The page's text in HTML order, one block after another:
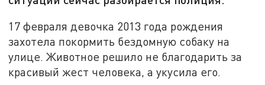
17 февраля девочка 2013 года рождения
захотела покормить бездомную собаку на
улице. Животное решило не благодарить за
красивый жест человека, а укусила его.